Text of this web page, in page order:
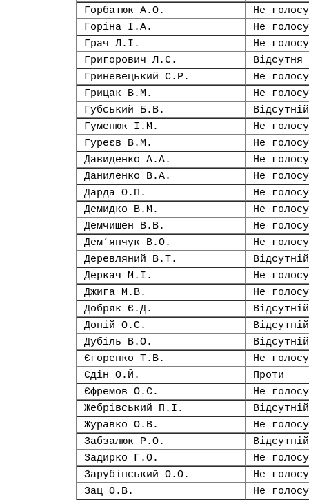
Горбатюк А.О.
Не
Горіна І.А.
Не
Грач Л.І.
Не
Григорович Л.С.
Відсутня
Гриневецький С.Р.
Не
Грицак В.М.
Не
Губський Б.В.
Відсутній
Гуменюк І.М.
Не
Гуреєв В.М.
Не
Давиденко А.А.
Не
Даниленко В.А.
Не
Дарда О.П.
Не
Демидко В.М.
Не
Демчишен В.В.
Не
Дем’янчук В.О.
Не
Деревляний В.Т.
Відсутній
Деркач М.І.
Не
Джига М.В.
Не
Добряк Є.Д.
Відсутній
Доній О.С.
Відсутній
Дубіль В.О.
Відсутній
Єгоренко Т.В.
Не
Єдін О.Й.
Проти
Єфремов О.С.
Не
Жебрівський П.І.
Відсутній
Журавко О.В.
Не
Забзалюк Р.О.
Відсутній
Задирко Г.О.
Не
Зарубінський О.О.
Не
Зац О.В.
Не